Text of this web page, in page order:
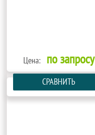
Цена: по запросу
СРАВНИТЬ